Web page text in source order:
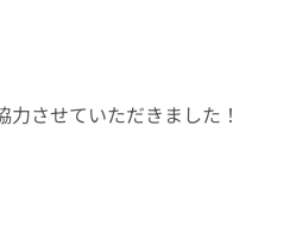
させていただきました！